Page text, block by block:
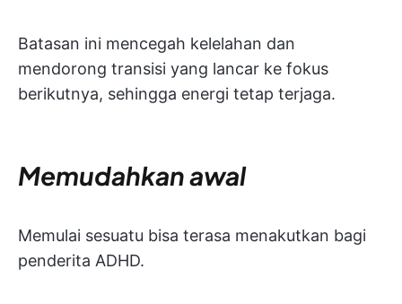
Batasan ini mencegah kelelahan dan
mendorong transisi yang lancar ke fokus
berikutnya, sehingga energi tetap terjaga.
Memudahkan awal
Memulai sesuatu bisa terasa menakutkan bagi
penderita ADHD.